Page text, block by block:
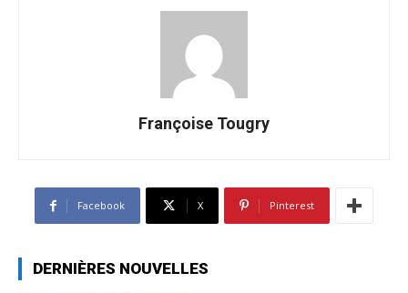
Françoise Tougry
Facebook X Pinterest
DERNIÈRES NOUVELLES